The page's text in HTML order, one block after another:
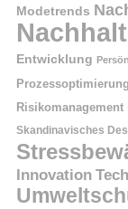
Modetrends
Entwicklung
Prozessoptimierung
Risikomanagement
Skandinavisches
Innovation